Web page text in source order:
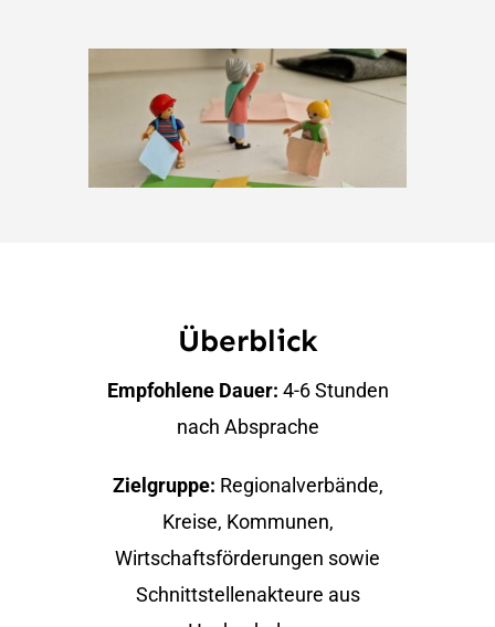
Überblick
Empfohlene Dauer: 4-6 Stunden
nach Absprache
Zielgruppe: Regionalverbände,
Kreise, Kommunen,
Wirtschaftsförderungen sowie
Schnittstellenakteure aus